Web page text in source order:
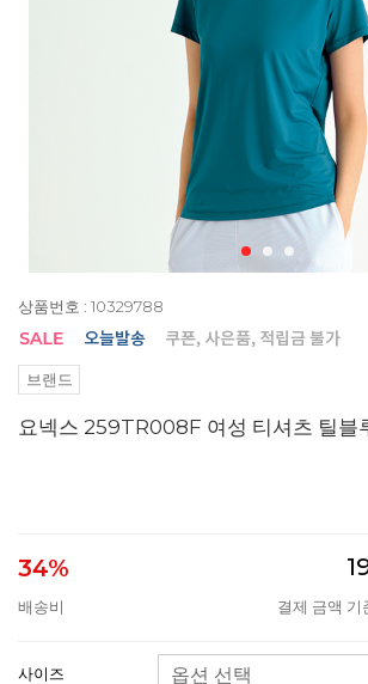
상품번호 : 10329788
브랜드
요넥스 259TR008F 여성 티셔츠 틸블
34%
배송비
결제 금액 기
사이즈